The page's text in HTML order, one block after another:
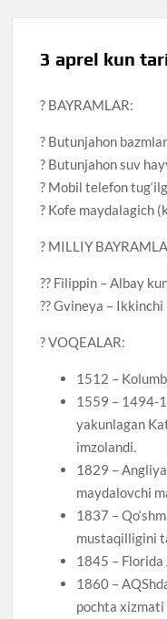
3 aprel kun
? BAYRAMLAR:
? Butunjahon
? Butunjahon suv
? Mobil telefon
? Kofe maydalagich
? MILLIY
?? Filippin – Albay
?? Gvineya – Ikkinchi
? VOQEALAR:
1512 –
1559 – 1494-
yakunlagan
imzolandi.
1829 –
maydalovchi
1837 –
mustaqilligini
1845 – Florida
1860 –
pochta xizmati